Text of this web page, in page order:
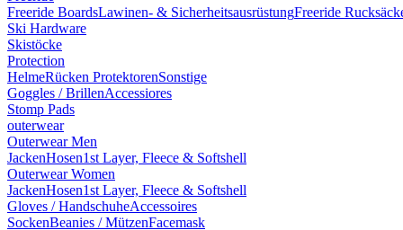
Freeride BoardsLawinen- & SicherheitsausrüstungFreeride
Ski Hardware
Skistöcke
Protection
HelmeRücken ProtektorenSonstige
Goggles / BrillenAccessiores
Stomp Pads
outerwear
Outerwear Men
JackenHosen1st Layer, Fleece & Softshell
Outerwear Women
JackenHosen1st Layer, Fleece & Softshell
Gloves / HandschuheAccessoires
SockenBeanies / MützenFacemask